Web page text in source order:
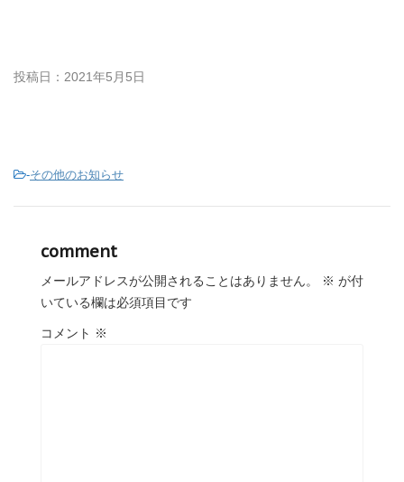
投稿日：2021年5月5日
-その他のお知らせ
comment
メールアドレスが公開されることはありません。 ※ が付
いている欄は必須項目です
コメント ※